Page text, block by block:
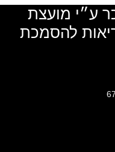
ע״י מועצת
להסמכת